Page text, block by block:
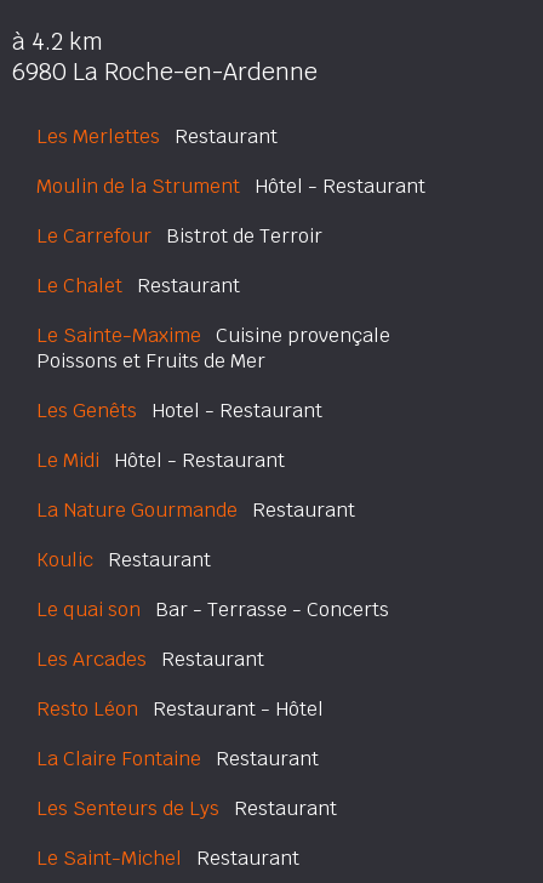
à 4.2 km
6980 La Roche-en-Ardenne
Les Merlettes Restaurant
Moulin de la Strument Hôtel - Restaurant
Le Carrefour Bistrot de Terroir
Le Chalet Restaurant
Le Sainte-Maxime Cuisine provençale
Poissons et Fruits de Mer
Les Genêts Hotel - Restaurant
Le Midi Hôtel - Restaurant
La Nature Gourmande Restaurant
Koulic Restaurant
Le quai son Bar - Terrasse - Concerts
Les Arcades Restaurant
Resto Léon Restaurant - Hôtel
La Claire Fontaine Restaurant
Les Senteurs de Lys Restaurant
Le Saint-Michel Restaurant